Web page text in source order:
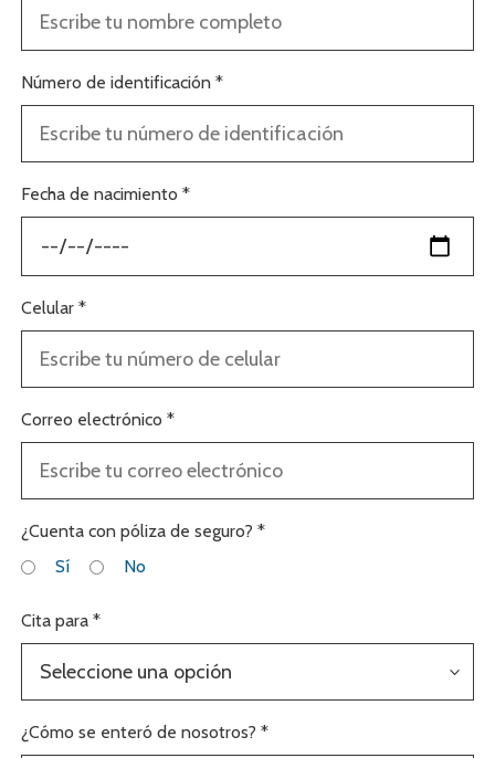
Número de identificación *
Fecha de nacimiento *
Celular *
Correo electrónico *
¿Cuenta con póliza de seguro? *
Sí
No
Cita para *
Seleccione una opción
¿Cómo se enteró de nosotros? *